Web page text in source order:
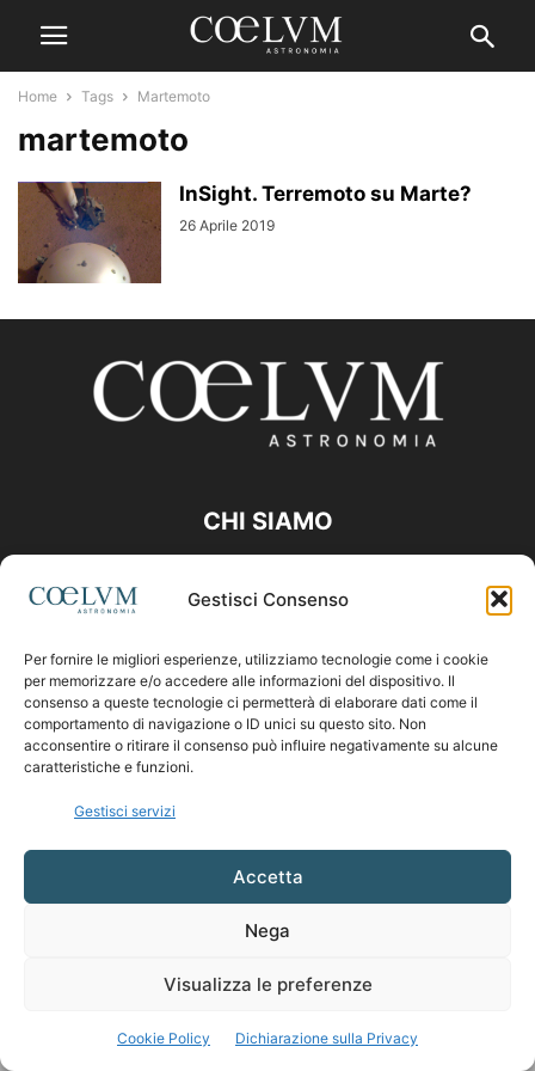
Gestisci Consenso
Per fornire le migliori esperienze, utilizziamo tecnologie come i cookie
per memorizzare e/o accedere alle informazioni del dispositivo. Il
consenso a queste tecnologie ci permetterà di elaborare dati come il
comportamento di navigazione o ID unici su questo sito. Non
acconsentire o ritirare il consenso può influire negativamente su alcune
caratteristiche e funzioni.
Gestisci servizi
Accetta
Nega
Visualizza le preferenze
Cookie Policy Dichiarazione sulla Privacy
Home Tags Martemoto
martemoto
InSight. Terremoto su Marte?
26 Aprile 2019
CHI SIAMO
Contattaci:coelumastro@coelum.com
SEGUICI